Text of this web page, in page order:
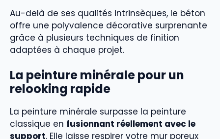
Au-delà de ses qualités intrinsèques, le béton
offre une polyvalence décorative surprenante
grâce à plusieurs techniques de finition
adaptées à chaque projet.
La peinture minérale pour un
relooking rapide
La peinture minérale surpasse la peinture
classique en fusionnant réellement avec le
support. Elle laisse respirer votre mur poreux